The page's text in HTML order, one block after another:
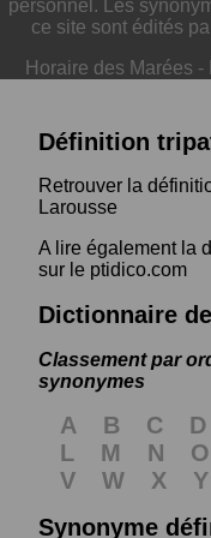
personnel. Les
ce site sont édités
Horaire des Marées -
Définition
Retrouver la
Larousse
A lire également la
sur le ptidico.com
Dictionnaire
Classement par
synonymes
A B C D
L
M N O
V
W X Y
Synonyme